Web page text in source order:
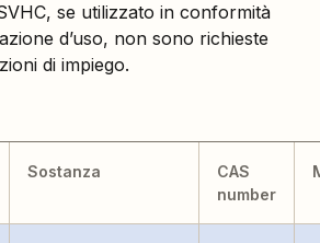
se utilizzato in conformità
d’uso, non sono richieste
di impiego.
Sostanza
CAS
number